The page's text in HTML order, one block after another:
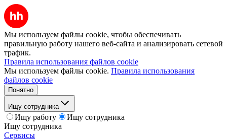
Мы используем файлы cookie, чтобы обеспечивать
правильную работу нашего веб-сайта и анализировать сетевой
трафик.
Правила использования файлов cookie
Мы используем файлы cookie. Правила использования
файлов cookie
Понятно
Ищу сотрудника
Ищу работу
Ищу сотрудника
Ищу сотрудника
Сервисы